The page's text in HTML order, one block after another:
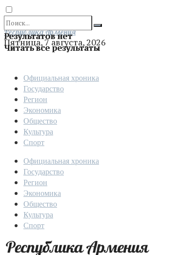
Результатов нет
Читать все результаты
Отправить
Республика Армения
Пятница, 7 августа, 2026
Официальная хроника
Государство
Регион
Экономика
Общество
Культура
Спорт
Официальная хроника
Государство
Регион
Экономика
Общество
Культура
Спорт